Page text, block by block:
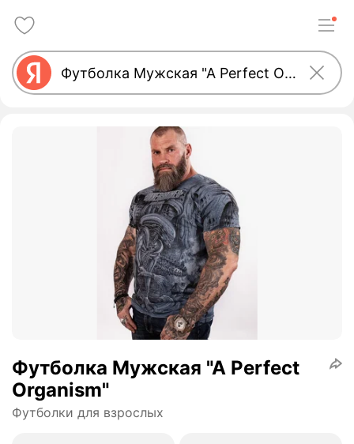
Футболка Мужская "A Perfect
Organism"
Футболки для взрослых